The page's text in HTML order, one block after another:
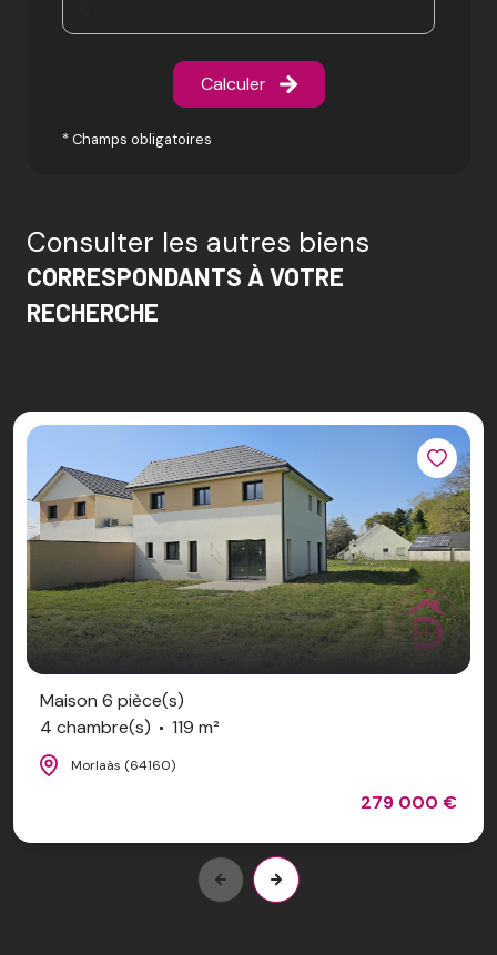
Calculer
* Champs obligatoires
Consulter les autres biens
CORRESPONDANTS À VOTRE
RECHERCHE
Maison 6 pièce(s)
4 chambre(s)
119 m²
Morlaàs (64160)
279 000 €